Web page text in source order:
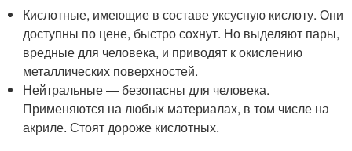
Кислотные, имеющие в составе уксусную кислоту. Они
доступны по цене, быстро сохнут. Но выделяют пары,
вредные для человека, и приводят к окислению
металлических поверхностей.
Нейтральные ― безопасны для человека.
Применяются на любых материалах, в том числе на
акриле. Стоят дороже кислотных.